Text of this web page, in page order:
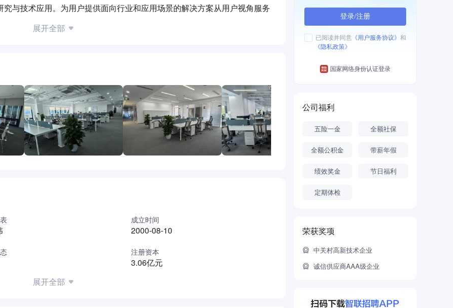
与技术应用。为用户提供面向行业和应用场景的解决方案从用户视角服务
产业的科技进步和发展，不断探索拓展技术领域和应用前沿，将硬科技作
生增长和投资并购，保持业务规模的持续增长，建立和完善多元服务体系
展开全部
成立时间
2000-08-10
注册资本
3.06亿元
展开全部
登录/注册
已阅读并同意 《用户服务协议》 和
《隐私政策》
国家网络身份认证登录
公司福利
五险一金 全额社保
全额公积金 带薪年假
绩效奖金 节日福利
定期体检
荣获奖项
中关村高新技术企业
诚信供应商AAA级企业